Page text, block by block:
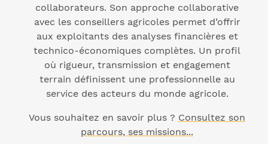
collaborateurs. Son approche collaborative
avec les conseillers agricoles permet d’offrir
aux exploitants des analyses financières et
technico-économiques complètes. Un profil
où rigueur, transmission et engagement
terrain définissent une professionnelle au
service des acteurs du monde agricole.
Vous souhaitez en savoir plus ? Consultez son
parcours, ses missions...